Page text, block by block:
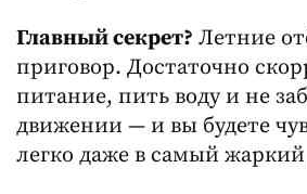
Главный секрет? Летние
приговор. Достаточно
питание, пить воду и не
движении — и вы будете
легко даже в самый